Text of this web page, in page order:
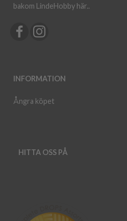
bakom LindeHobby här..
INFORMATION
Ångra köpet
HITTA OSS PÅ